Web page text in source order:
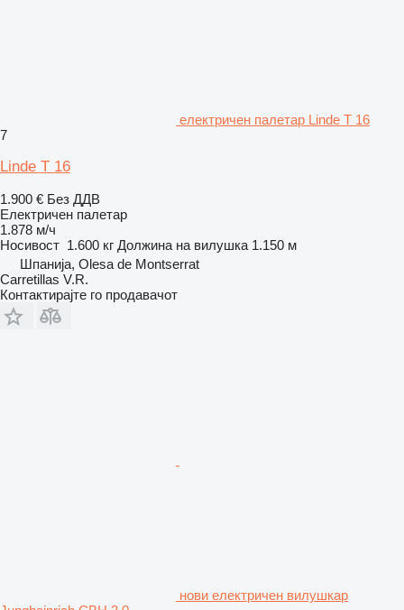
електричен палетар Linde T 16
7
Linde T 16
1.900 € Без ДДВ
Електричен палетар
1.878 м/ч
Носивост 1.600 кг Должина на вилушка 1.150 м
Шпанија, Olesa de Montserrat
Carretillas V.R.
Контактирајте го продавачот
нови електричен вилушкар